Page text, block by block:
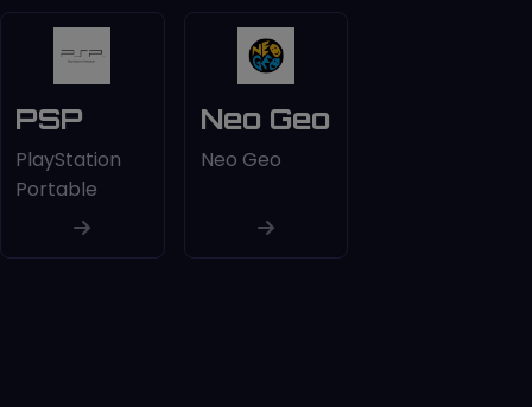
PSP
PlayStation
Portable
Neo Geo
Neo Geo